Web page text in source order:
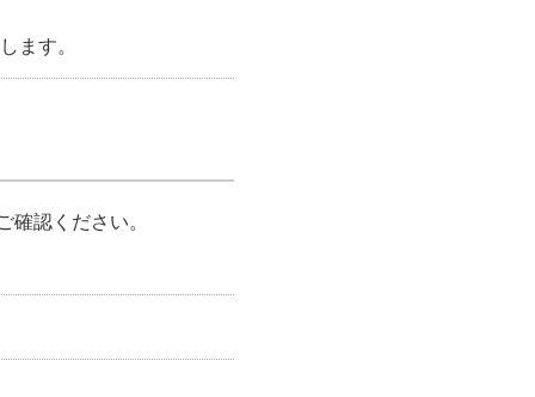
ます。
確認ください。